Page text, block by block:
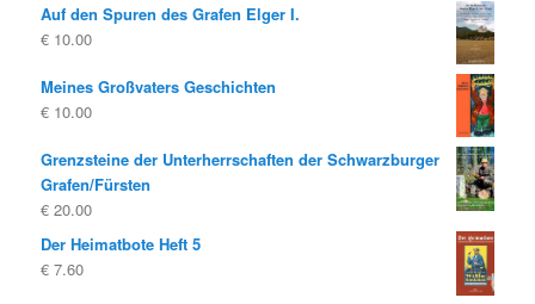
Auf den Spuren des Grafen Elger I.
€ 10.00
Meines Großvaters Geschichten
€ 10.00
Grenzsteine der Unterherrschaften der Schwarzburger
Grafen/Fürsten
€ 20.00
Der Heimatbote Heft 5
€ 7.60